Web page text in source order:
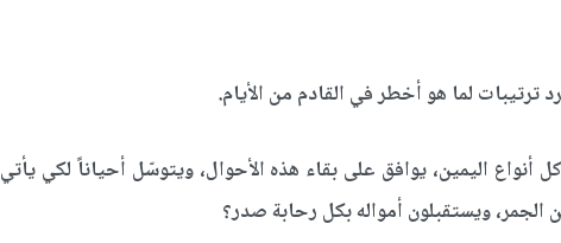
لما هو أخطر في القادم من الأيام.
اليمين، يوافق على بقاء هذه الأحوال، ويتوسّل أحياناً لكي يأتي
الجمر، ويستقبلون أمواله بكل رحابة صدر؟